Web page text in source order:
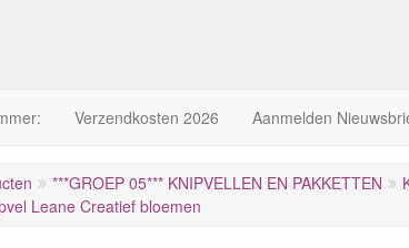
Verzendkosten 2026 Aanmelden
***GROEP 05*** KNIPVELLEN EN PAKKETTEN
Leane Creatief bloemen